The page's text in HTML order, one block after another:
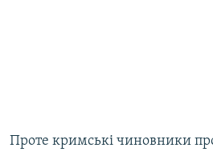
Проте кримські чиновники